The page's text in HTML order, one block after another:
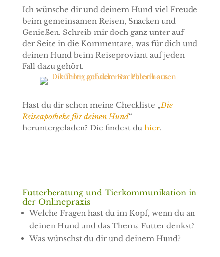
Ich wünsche dir und deinem Hund viel Freude
beim gemeinsamen Reisen, Snacken und
Genießen. Schreib mir doch ganz unter auf
der Seite in die Kommentare, was für dich und
deinen Hund beim Reiseproviant auf jeden
Fall dazu gehört.
Hast du dir schon meine Checkliste „Die
Reiseapotheke für deinen Hund“
heruntergeladen? Die findest du hier.
Futterberatung und Tierkommunikation in
der Onlinepraxis
Welche Fragen hast du im Kopf, wenn du an
deinen Hund und das Thema Futter denkst?
Was wünschst du dir und deinem Hund?